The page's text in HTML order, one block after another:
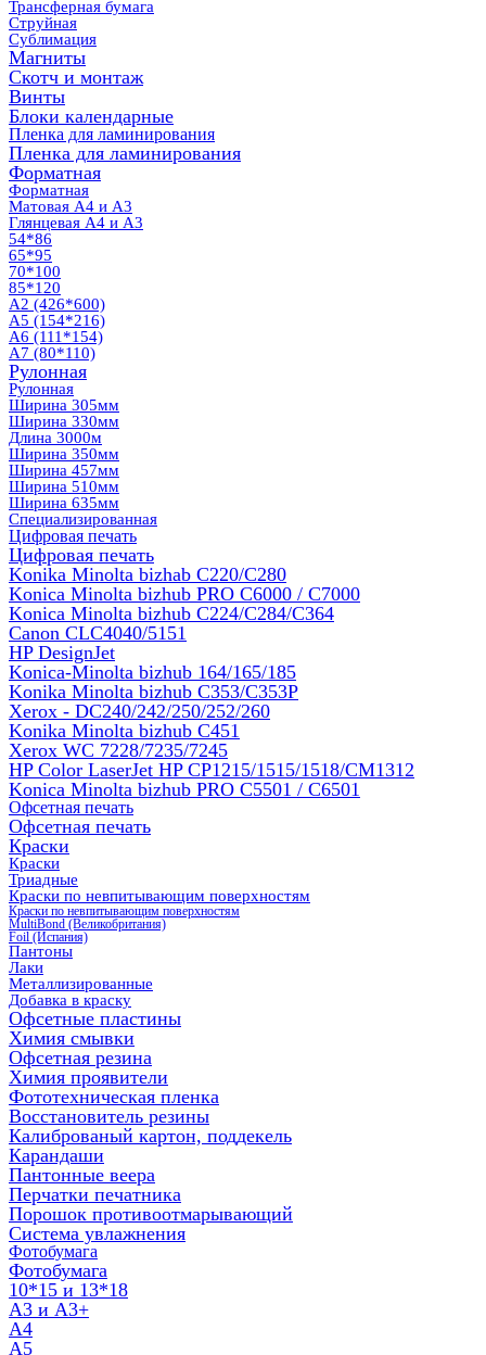
Трансферная бумага
Струйная
Сублимация
Магниты
Скотч и монтаж
Винты
Блоки календарные
Пленка для ламинирования
Пленка для ламинирования
Форматная
Форматная
Матовая А4 и А3
Глянцевая А4 и А3
54*86
65*95
70*100
85*120
А2 (426*600)
А5 (154*216)
А6 (111*154)
А7 (80*110)
Рулонная
Рулонная
Ширина 305мм
Ширина 330мм
Длина 3000м
Ширина 350мм
Ширина 457мм
Ширина 510мм
Ширина 635мм
Специализированная
Цифровая печать
Цифровая печать
Konika Minolta bizhab C220/C280
Konica Minolta bizhub PRO C6000 / C7000
Konica Minolta bizhub С224/С284/С364
Canon CLC4040/5151
HP DesignJet
Konica-Minolta bizhub 164/165/185
Konika Minolta bizhub C353/C353Р
Xerox - DC240/242/250/252/260
Konika Minolta bizhub C451
Xerox WC 7228/7235/7245
HP Color LaserJet HP CP1215/1515/1518/CM1312
Konica Minolta bizhub PRO С5501 / С6501
Офсетная печать
Офсетная печать
Краски
Краски
Триадные
Краски по невпитывающим поверхностям
Краски по невпитывающим поверхностям
MultiBond (Великобритания)
Foil (Испания)
Пантоны
Лаки
Металлизированные
Добавка в краску
Офсетные пластины
Химия смывки
Офсетная резина
Химия проявители
Фототехническая пленка
Восстановитель резины
Калиброваный картон, поддекель
Карандаши
Пантонные веера
Перчатки печатника
Порошок противоотмарывающий
Система увлажнения
Фотобумага
Фотобумага
10*15 и 13*18
A3 и А3+
А4
А5